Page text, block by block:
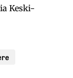
Keski-